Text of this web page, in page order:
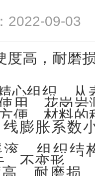
：2022-09-
度高，耐磨
心组织，从
用，花岗
便，材料
膨胀系数
，组织结
不变形。